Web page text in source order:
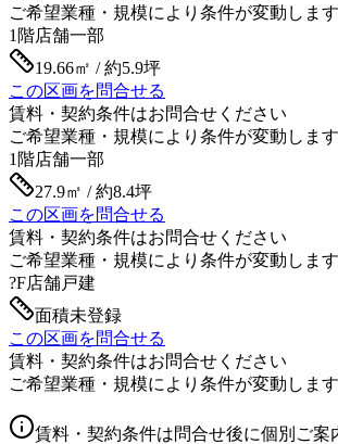
ご希望業種・規模により条件が変動しま
1階店舗一部
19.66㎡ / 約5.9坪
この区画を問合せる
賃料・契約条件はお問合せください
ご希望業種・規模により条件が変動しま
1階店舗一部
27.9㎡ / 約8.4坪
この区画を問合せる
賃料・契約条件はお問合せください
ご希望業種・規模により条件が変動しま
?F店舗戸建
面積未登録
この区画を問合せる
賃料・契約条件はお問合せください
ご希望業種・規模により条件が変動しま
賃料・契約条件は問合せ後に個別ご案